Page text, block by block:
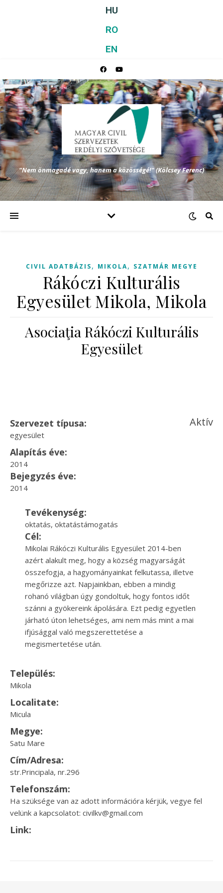
HU
RO
EN
"Nem önmagadé vagy, hanem a közösségé!" (Kölcsey Ferenc)
CIVIL ADATBÁZIS, MIKOLA, SZATMÁR MEGYE
Rákóczi Kulturális
Egyesület Mikola, Mikola
Asociaţia Rákóczi Kulturális
Egyesület
Szervezet típusa:
egyesület
Aktív
Alapítás éve:
2014
Bejegyzés éve:
2014
Tevékenység:
oktatás, oktatástámogatás
Cél:
Mikolai Rákóczi Kulturális Egyesület 2014-ben
azért alakult meg, hogy a község magyarságát
összefogja, a hagyományainkat felkutassa, illetve
megőrizze azt. Napjainkban, ebben a mindig
rohanó világban úgy gondoltuk, hogy fontos időt
szánni a gyökereink ápolására. Ezt pedig egyetlen
járható úton lehetséges, ami nem más mint a mai
ifjúsággal való megszerettetése a
megismertetése után.
Település:
Mikola
Localitate:
Micula
Megye:
Satu Mare
Cím/Adresa:
str.Principala, nr.296
Telefonszám:
Ha szüksége van az adott információra kérjük, vegye fel
velünk a kapcsolatot: civilkv@gmail.com
Link: